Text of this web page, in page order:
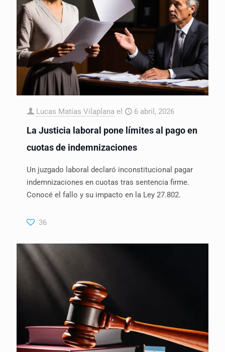
Lucas Matías Vilaplana el 6 abril, 2026
La Justicia laboral pone límites al pago en
cuotas de indemnizaciones
Un juzgado laboral declaró inconstitucional pagar
indemnizaciones en cuotas tras sentencia firme.
Conocé el fallo y su impacto en la Ley 27.802.
36